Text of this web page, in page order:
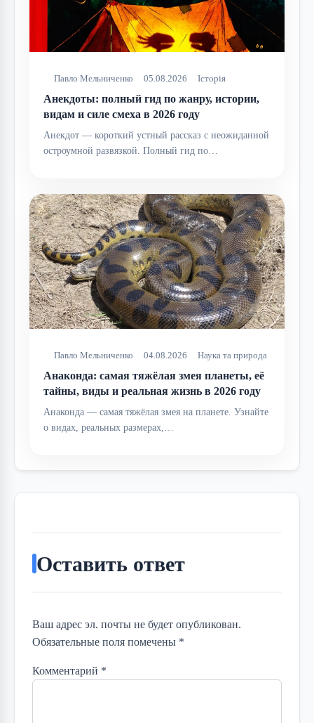
Павло Мельниченко 05.08.2026 Історія
Анекдоты: полный гид по жанру, истории,
видам и силе смеха в 2026 году
Анекдот — короткий устный рассказ с неожиданной
остроумной развязкой. Полный гид по…
Павло Мельниченко 04.08.2026 Наука та природа
Анаконда: самая тяжёлая змея планеты, её
тайны, виды и реальная жизнь в 2026 году
Анаконда — самая тяжёлая змея на планете. Узнайте
о видах, реальных размерах,…
Оставить ответ
Ваш адрес эл. почты не будет опубликован.
Обязательные поля помечены *
Комментарий *